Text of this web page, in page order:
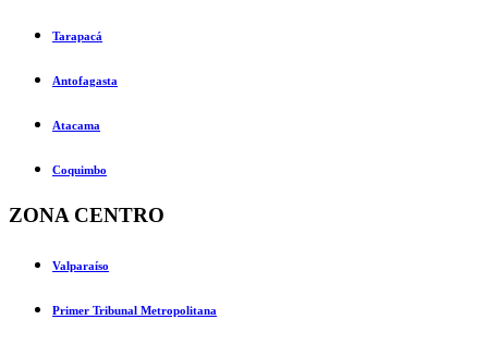
Tarapacá
Antofagasta
Atacama
Coquimbo
ZONA CENTRO
Valparaíso
Primer Tribunal Metropolitana